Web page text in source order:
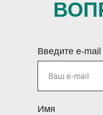
Введите e-mail
Имя